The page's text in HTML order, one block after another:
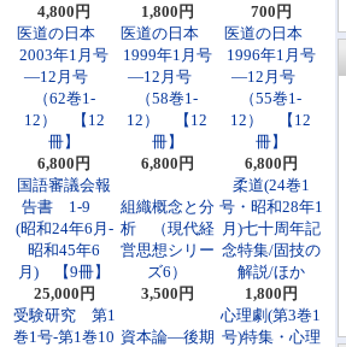
4,800円
1,800円
700円
医道の日本
2003年1月号
―12月号
（62巻1-
12） 【12
冊】
6,800円
医道の日本
1999年1月号
―12月号
（58巻1-
12） 【12
冊】
6,800円
医道の日本
1996年1月号
―12月号
（55巻1-
12） 【12
冊】
6,800円
国語審議会報
告書 1-9
(昭和24年6月-
昭和45年6
月) 【9冊】
25,000円
組織概念と分
析 （現代経
営思想シリー
ズ6）
3,500円
柔道(24巻1
号・昭和28年1
月)七十周年記
念特集/固技の
解説/ほか
1,800円
受験研究 第1
巻1号-第1巻10 資本論―後期
心理劇(第3巻1
号)特集・心理